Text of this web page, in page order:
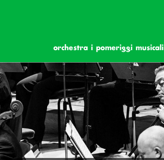
orchestra i pomeriggi musicali